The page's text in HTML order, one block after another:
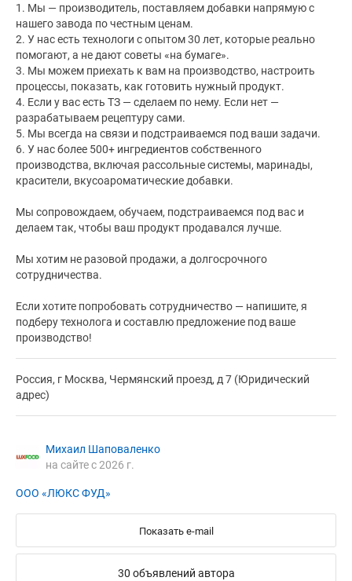
1. Мы — производитель, поставляем добавки напрямую с
нашего завода по честным ценам.
2. У нас есть технологи с опытом 30 лет, которые реально
помогают, а не дают советы «на бумаге».
3. Мы можем приехать к вам на производство, настроить
процессы, показать, как готовить нужный продукт.
4. Если у вас есть ТЗ — сделаем по нему. Если нет —
разрабатываем рецептуру сами.
5. Мы всегда на связи и подстраиваемся под ваши задачи.
6. У нас более 500+ ингредиентов собственного
производства, включая рассольные системы, маринады,
красители, вкусоароматические добавки.
Мы сопровождаем, обучаем, подстраиваемся под вас и
делаем так, чтобы ваш продукт продавался лучше.
Мы хотим не разовой продажи, а долгосрочного
сотрудничества.
Если хотите попробовать сотрудничество — напишите, я
подберу технолога и составлю предложение под ваше
производство!
Россия, г Москва, Чермянский проезд, д 7 (Юридический
адрес)
Михаил Шаповаленко
на сайте с 2026 г.
ООО «ЛЮКС ФУД»
Показать e-mail
30 объявлений автора